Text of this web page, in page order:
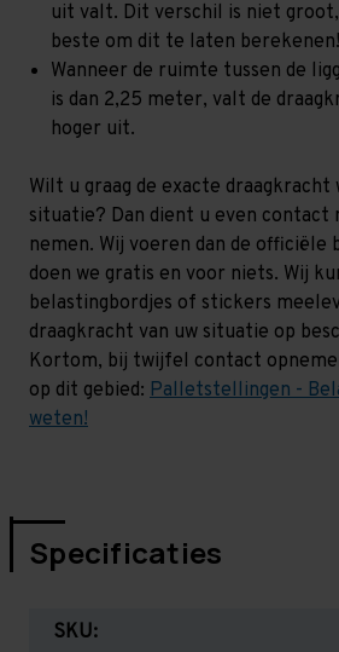
uit valt. Dit verschil is niet
beste om dit te laten berekenen!
Wanneer de ruimte tussen de
is dan 2,25 meter, valt de
hoger uit.
Wilt u graag de exacte draagkracht
situatie? Dan dient u even contact
nemen. Wij voeren dan de
doen we gratis en voor niets. Wij
belastingbordjes of stickers
draagkracht van uw situatie op
Kortom, bij twijfel contact
op dit gebied: Palletstellingen -
weten!
Specificaties
SKU: